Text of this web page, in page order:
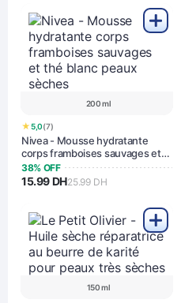
200 ml
★5,0(7)
Nivea - Mousse hydratante
corps framboises sauvages et
thé blanc peaux sèches
38% OFF
15.99 DH25.99 DH
150 ml